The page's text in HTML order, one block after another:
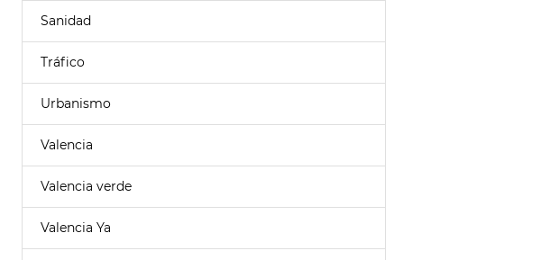
Sanidad
Tráfico
Urbanismo
Valencia
Valencia verde
Valencia Ya